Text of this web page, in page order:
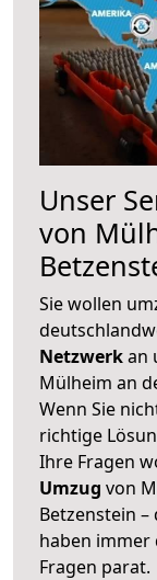
Unser
von
Sie wollen
Netzwerkan
Mülheim an
Wenn Sie
richtige
Ihre Fragen
Umzug von
Betzenstein
haben immer
Fragen parat.